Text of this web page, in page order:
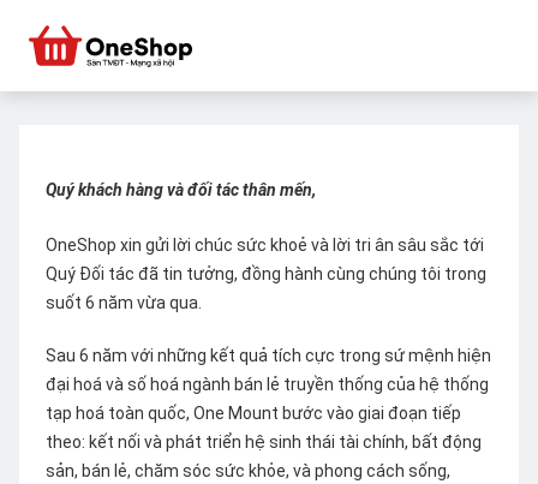
Quý khách hàng và đối tác thân mến,
OneShop xin gửi lời chúc sức khoẻ và lời tri ân sâu sắc tới
Quý Đối tác đã tin tưởng, đồng hành cùng chúng tôi trong
suốt 6 năm vừa qua.
Sau 6 năm với những kết quả tích cực trong sứ mệnh hiện
đại hoá và số hoá ngành bán lẻ truyền thống của hệ thống
tạp hoá toàn quốc, One Mount bước vào giai đoạn tiếp
theo: kết nối và phát triển hệ sinh thái tài chính, bất động
sản, bán lẻ, chăm sóc sức khỏe, và phong cách sống,